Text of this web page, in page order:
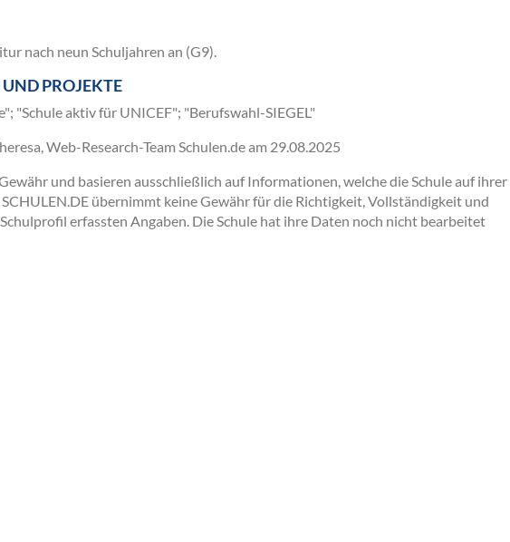
nach neun Schuljahren an (G9).
PROJEKTE
"Schule aktiv für UNICEF"; "Berufswahl-SIEGEL"
Web-Research-Team Schulen.de am 29.08.2025
und basieren ausschließlich auf Informationen, welche die Schule auf ihrer
übernimmt keine Gewähr für die Richtigkeit, Vollständigkeit und
erfassten Angaben. Die Schule hat ihre Daten noch nicht bearbeitet